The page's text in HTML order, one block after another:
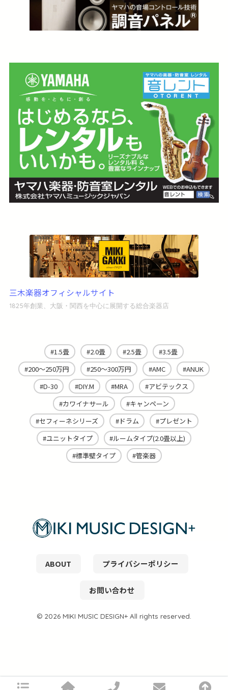
三木楽器オフィシャルサイト
1825年創業、大阪・関西を中心に展開する総合楽器店
1.5畳 2.0畳 2.5畳
3.5畳
200～250万円
250～300万円 AMC
ANUK
D-30
DIY.M MRA
アビテックス
カワイナサール
キャンペーン
セフィーネシリーズ
ドラム
プレゼント
ユニットタイプ
ルームタイプ(2.0畳以上)
標準壁タイプ
管楽器
ABOUT プライバシーポリシー
お問い合わせ
© 2026 MIKI MUSIC DESIGN+ All rights reserved.